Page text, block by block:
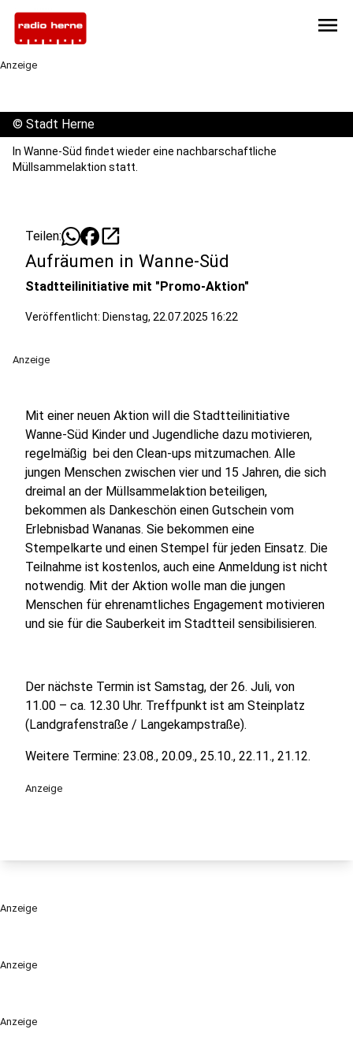
menu
Anzeige
Anzeige
Anzeige
© Stadt Herne
In Wanne-Süd findet wieder eine nachbarschaftliche
Müllsammelaktion statt.
Teilen: open_in_new
Aufräumen in Wanne-Süd
Stadtteilinitiative mit "Promo-Aktion"
Veröffentlicht: Dienstag, 22.07.2025 16:22
Anzeige
Mit einer neuen Aktion will die Stadtteilinitiative
Wanne-Süd Kinder und Jugendliche dazu motivieren,
regelmäßig bei den Clean-ups mitzumachen. Alle
jungen Menschen zwischen vier und 15 Jahren, die sich
dreimal an der Müllsammelaktion beteiligen,
bekommen als Dankeschön einen Gutschein vom
Erlebnisbad Wananas. Sie bekommen eine
Stempelkarte und einen Stempel für jeden Einsatz. Die
Teilnahme ist kostenlos, auch eine Anmeldung ist nicht
notwendig. Mit der Aktion wolle man die jungen
Menschen für ehrenamtliches Engagement motivieren
und sie für die Sauberkeit im Stadtteil sensibilisieren.
Der nächste Termin ist Samstag, der 26. Juli, von
11.00 – ca. 12.30 Uhr. Treffpunkt ist am Steinplatz
(Landgrafenstraße / Langekampstraße).
Weitere Termine: 23.08., 20.09., 25.10., 22.11., 21.12.
Anzeige
Anzeige